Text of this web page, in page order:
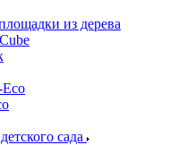
из дерева
сада